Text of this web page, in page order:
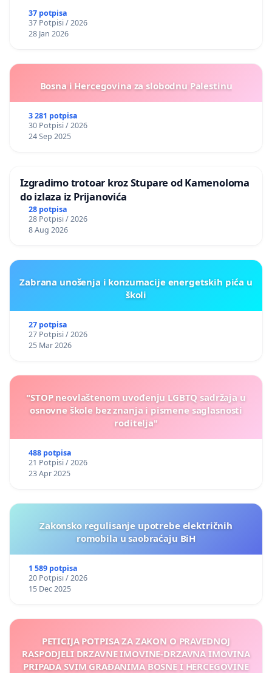
37 potpisa
37 Potpisi / 2026
28 Jan 2026
Bosna i Hercegovina za slobodnu Palestinu
3 281 potpisa
30 Potpisi / 2026
24 Sep 2025
Izgradimo trotoar kroz Stupare od Kamenoloma
do izlaza iz Prijanovića
28 potpisa
28 Potpisi / 2026
8 Aug 2026
Zabrana unošenja i konzumacije energetskih pića u
školi
27 potpisa
27 Potpisi / 2026
25 Mar 2026
"STOP neovlaštenom uvođenju LGBTQ sadržaja u
osnovne škole bez znanja i pismene saglasnosti
roditelja"
488 potpisa
21 Potpisi / 2026
23 Apr 2025
Zakonsko regulisanje upotrebe električnih
romobila u saobraćaju BiH
1 589 potpisa
20 Potpisi / 2026
15 Dec 2025
PETICIJA POTPISA ZA ZAKON O PRAVEDNOJ
RASPODJELI DRZAVNE IMOVINE-DRZAVNA IMOVINA
PRIPADA SVIM GRAĐANIMA BOSNE I HERCEGOVINE